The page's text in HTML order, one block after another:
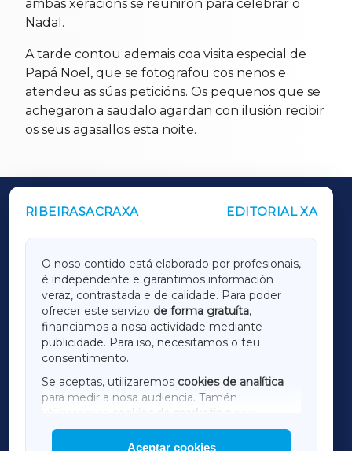
ambas xeracións se reuniron para celebrar o
Nadal.
A tarde contou ademais coa visita especial de
Papá Noel, que se fotografou cos nenos e
atendeu as súas peticións. Os pequenos que se
achegaron a saudalo agardan con ilusión recibir
os seus agasallos esta noite.
RIBEIRASACRAXA EDITORIAL XA
O noso contido está elaborado por profesionais,
é independente e garantimos información
veraz, contrastada e de calidade. Para poder
ofrecer este servizo de forma gratuíta,
financiamos a nosa actividade mediante
publicidade. Para iso, necesitamos o teu
consentimento.
Se aceptas, utilizaremos cookies de analítica
para medir a nosa audiencia. Tamén
utilizaremos
cookies de marketing
mostrar publicidade de terceiros.
Aceptar cookies
OUTROS PERIÓDICOS
LUGOXA
TERRACHAXA
AMARIÑAXA